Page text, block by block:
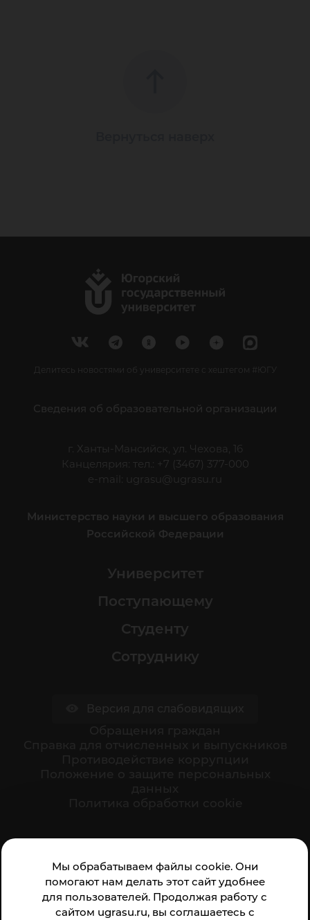
Мы обрабатываем файлы cookie. Они
помогают нам делать этот сайт удобнее
для пользователей. Продолжая работу с
сайтом ugrasu.ru, вы соглашаетесь с
Делитесь новостями об университете с хештегом #ЮГУ
Сведения об образовательной организации
г. Ханты-Мансийск, ул. Чехова, 16
Канцелярия: тел.: +7 (3467) 377-000
e-mail:
ugrasu@ugrasu.ru
Министерство науки и высшего образования
Российской Федерации
Университет
Поступающему
Студенту
Сотруднику
организации: